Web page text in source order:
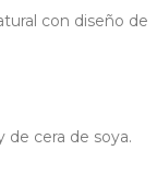
con diseño de
de cera de soya.